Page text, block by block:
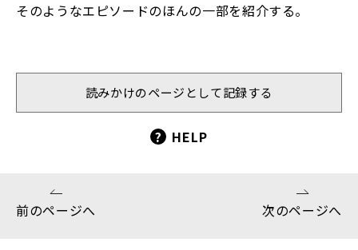
そのようなエピソードのほんの一部を紹介する。
読みかけのページとして記録する
? HELP
前のページへ 次のページへ